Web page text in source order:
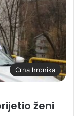
Crna hronika
ženi